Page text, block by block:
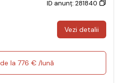
ID anunț: 281840
Vezi detalii
la 776 € /lună